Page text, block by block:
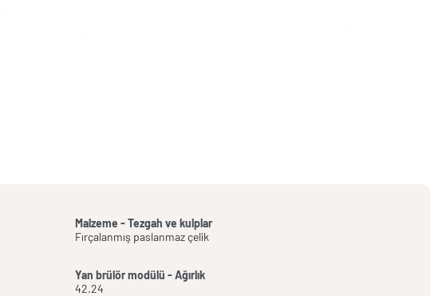
Malzeme - Tezgah ve kulplar
Fırçalanmış paslanmaz çelik
Yan brülör modülü - Ağırlık
42.24